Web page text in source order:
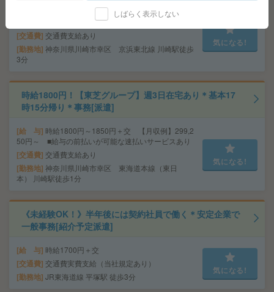
時給1650円＋交 ■給与の前払いが可能な速
交通費 交通費支給あり
勤務地 神奈川県川崎市幸区 京浜東北線 川崎駅徒歩
3分
気になる!
時給1800円！【東芝グループ】週3日在宅あり＊基本17
時15分帰り＊事務[派遣]
給 与 時給1800円～1850円＋交 【月収例】299,2
50円～ ■給与の前払いが可能な速払いサービスあり
交通費 交通費支給あり
勤務地 神奈川県川崎市幸区 東海道本線（東日
本） 川崎駅徒歩1分
気になる!
《未経験OK！》半年後には契約社員で働く＊安定企業で
一般事務[紹介予定派遣]
給 与 時給1700円＋交
交通費 交通費実費支給（当社規定あり）
勤務地 JR東海道線 平塚駅 徒歩3分
気になる!
しばらく表示しない